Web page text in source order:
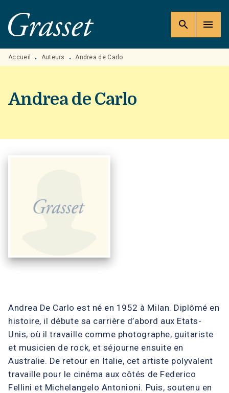
MENU RECHERCHE
PIED DE PAGE
search menu
Accueil • Auteurs • Andrea de Carlo
Andrea de Carlo
Andrea De Carlo est né en 1952 à Milan. Diplômé en
histoire, il débute sa carrière d’abord aux Etats-
Unis, où il travaille comme photographe, guitariste
et musicien de rock, et séjourne ensuite en
Australie. De retour en Italie, cet artiste polyvalent
travaille pour le cinéma aux côtés de Federico
Fellini et Michelangelo Antonioni. Puis, soutenu en